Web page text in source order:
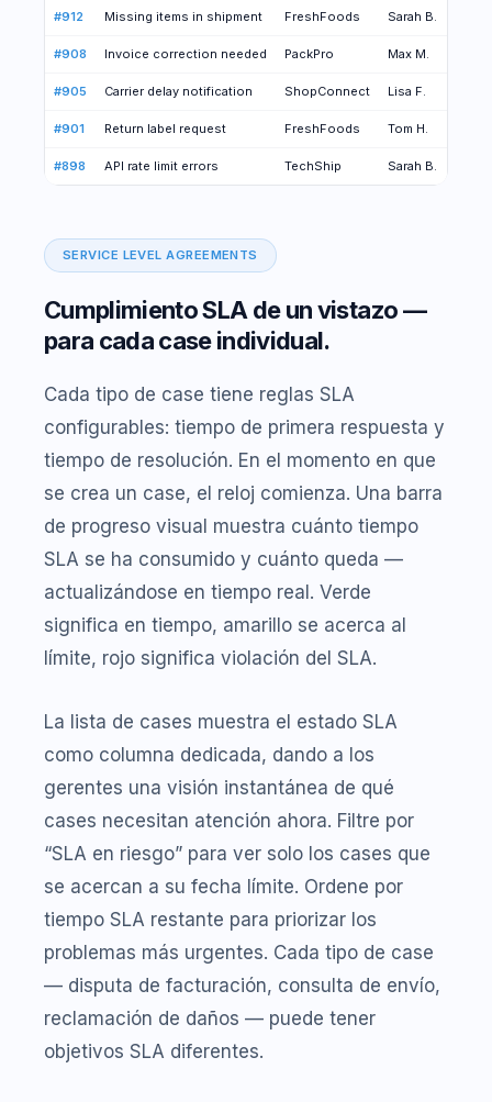
SERVICE LEVEL AGREEMENTS
Cumplimiento SLA de un vistazo —
para cada case individual.
Cada tipo de case tiene reglas SLA
configurables: tiempo de primera respuesta y
tiempo de resolución. En el momento en que
se crea un case, el reloj comienza. Una barra
de progreso visual muestra cuánto tiempo
SLA se ha consumido y cuánto queda —
actualizándose en tiempo real. Verde
significa en tiempo, amarillo se acerca al
límite, rojo significa violación del SLA.
La lista de cases muestra el estado SLA
como columna dedicada, dando a los
gerentes una visión instantánea de qué
cases necesitan atención ahora. Filtre por
“SLA en riesgo” para ver solo los cases que
se acercan a su fecha límite. Ordene por
tiempo SLA restante para priorizar los
problemas más urgentes. Cada tipo de case
— disputa de facturación, consulta de envío,
reclamación de daños — puede tener
objetivos SLA diferentes.
#912 Missing items in shipment FreshFoods Sarah B.
#908 Invoice correction needed PackPro Max M.
#905 Carrier delay notification ShopConnect Lisa F.
#901 Return label request FreshFoods Tom H.
#898 API rate limit errors TechShip Sarah B.